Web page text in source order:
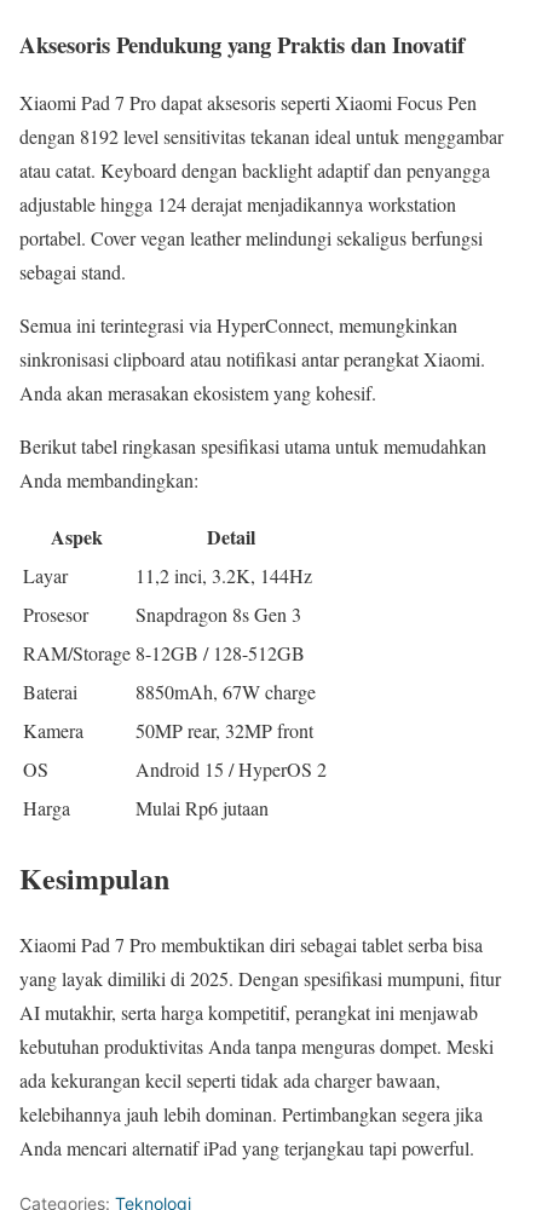
Aksesoris Pendukung yang Praktis dan Inovatif
Xiaomi Pad 7 Pro dapat aksesoris seperti Xiaomi Focus Pen
dengan 8192 level sensitivitas tekanan ideal untuk menggambar
atau catat. Keyboard dengan backlight adaptif dan penyangga
adjustable hingga 124 derajat menjadikannya workstation
portabel. Cover vegan leather melindungi sekaligus berfungsi
sebagai stand.
Semua ini terintegrasi via HyperConnect, memungkinkan
sinkronisasi clipboard atau notifikasi antar perangkat Xiaomi.
Anda akan merasakan ekosistem yang kohesif.
Berikut tabel ringkasan spesifikasi utama untuk memudahkan
Anda membandingkan:
Aspek Detail
Layar
11,2 inci, 3.2K, 144Hz
Prosesor
Snapdragon 8s Gen 3
RAM/Storage 8-12GB / 128-512GB
Baterai
8850mAh, 67W charge
Kamera
50MP rear, 32MP front
OS
Android 15 / HyperOS 2
Harga
Mulai Rp6 jutaan
Kesimpulan
Xiaomi Pad 7 Pro membuktikan diri sebagai tablet serba bisa
yang layak dimiliki di 2025. Dengan spesifikasi mumpuni, fitur
AI mutakhir, serta harga kompetitif, perangkat ini menjawab
kebutuhan produktivitas Anda tanpa menguras dompet. Meski
ada kekurangan kecil seperti tidak ada charger bawaan,
kelebihannya jauh lebih dominan. Pertimbangkan segera jika
Anda mencari alternatif iPad yang terjangkau tapi powerful.
Categories: Teknologi